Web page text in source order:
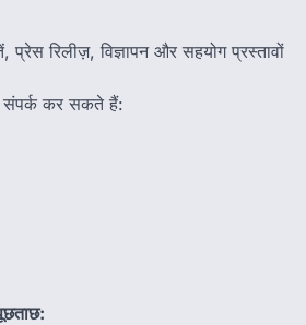
रिलीज़, विज्ञापन और सहयोग प्रस्तावों
संपर्क कर सकते हैं: